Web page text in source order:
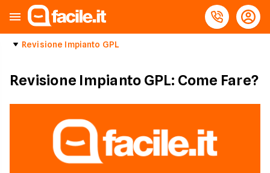
Revisione Impianto GPL
Revisione Impianto GPL: Come Fare?